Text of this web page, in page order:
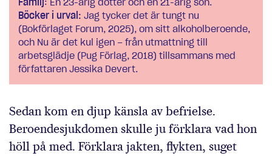
Böcker i urval: Jag tycker det är tungt nu
(Bokförlaget Forum, 2025), om sitt alkoholberoende,
och Nu är det kul igen – från utmattning till
arbetsglädje (Pug Förlag, 2018) tillsammans med
författaren Jessika Devert.
Sedan kom en djup känsla av befrielse.
Beroendesjukdomen skulle ju förklara vad hon
höll på med. Förklara jakten, flykten, suget